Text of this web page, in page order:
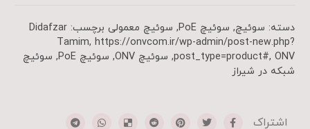
دسته: سوئیچ, سوئیچ PoE , سوئیچ معمولی برچسب:Didafzar
Tamim, https://onvcom.ir/wp-admin/post-new.php?
post_type=product#, ONV
, سوئیچ ONV , سوئیچ PoE , سوئیچ
شبکه در شیراز